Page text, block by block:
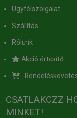
Ügyfélszolgálat
Szállítás
Rólunk
Akció értesítő
Rendeléskövetés
CSATLAKOZZ
MINKET!